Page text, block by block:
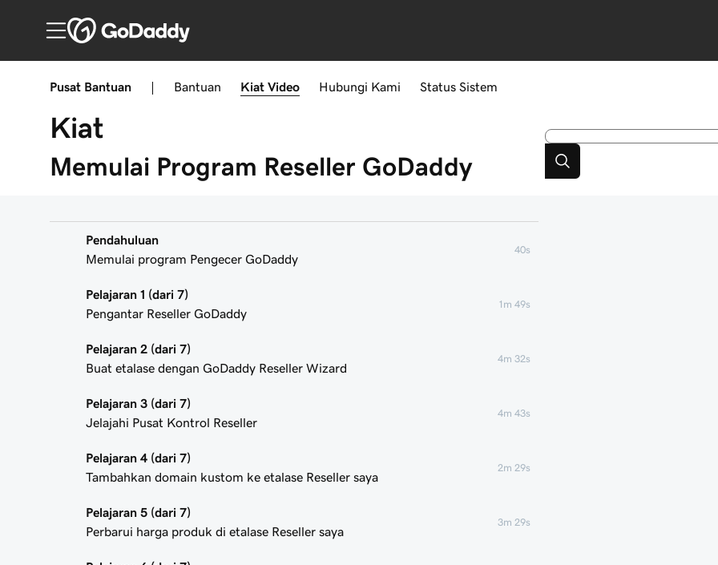
Pusat Bantuan Bantuan Kiat Video Hubungi Kami Status Sistem
Kiat
Memulai Program Reseller GoDaddy
Pendahuluan
Memulai program Pengecer GoDaddy
40s
Pelajaran 1 (dari 7)
Pengantar Reseller GoDaddy
1m 49s
Pelajaran 2 (dari 7)
Buat etalase dengan GoDaddy Reseller Wizard
4m 32s
Pelajaran 3 (dari 7)
Jelajahi Pusat Kontrol Reseller
4m 43s
Pelajaran 4 (dari 7)
Tambahkan domain kustom ke etalase Reseller saya
2m 29s
Pelajaran 5 (dari 7)
Perbarui harga produk di etalase Reseller saya
3m 29s